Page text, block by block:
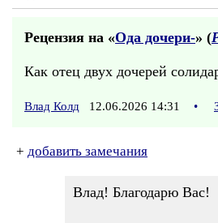
Рецензия на «Ода дочери-» (
Как отец двух дочерей
Влад Колд 12.06.2026 14:31 •
+ добавить замечания
Влад! Благодарю Вас!